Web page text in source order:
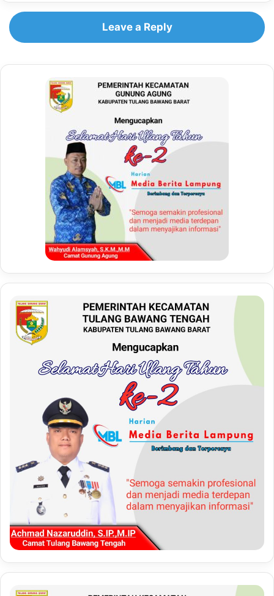
Leave a Reply